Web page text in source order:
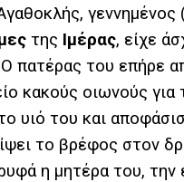
γεννημένος
της Ιμέρας, είχε
πατέρας του επήρε
κακούς οιωνούς για
υιό του και
το βρέφος στον
η μητέρα του, την